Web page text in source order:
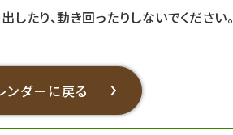
たり、動き回ったりしないでください。
ンダーに戻る